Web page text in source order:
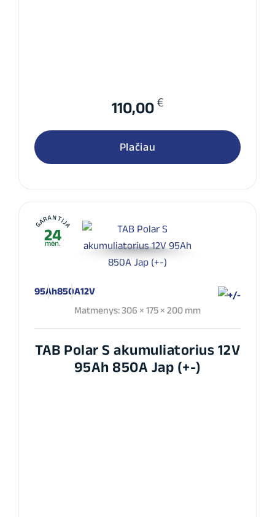
110,00 €
Plačiau
GARANTIJA
24
mėn.
95Ah850A12V
Matmenys: 306 × 175 × 200 mm
TAB Polar S akumuliatorius 12V
95Ah 850A Jap (+-)